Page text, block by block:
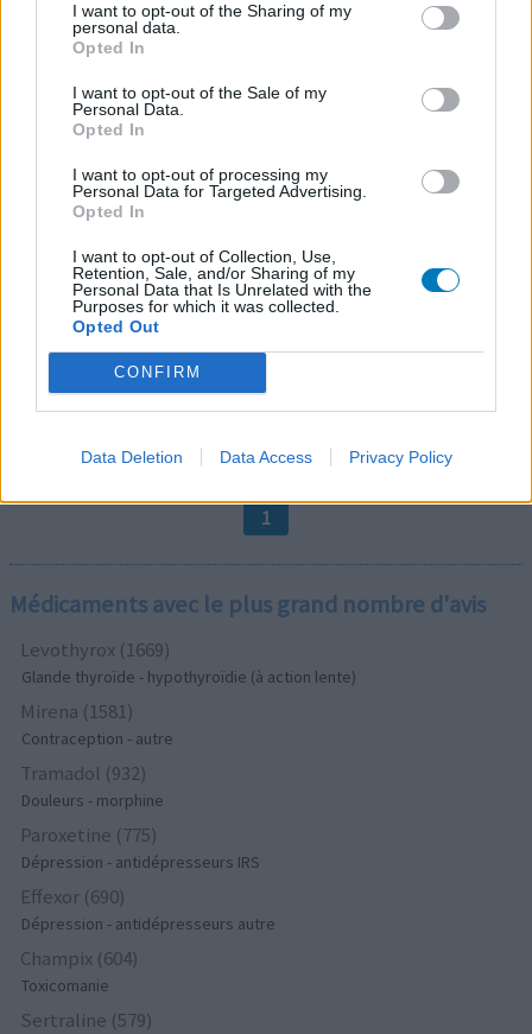
I want to opt-out of the Sharing of my
personal data.
Opted In
I want to opt-out of the Sale of my
Personal Data.
Opted In
I want to opt-out of processing my
Personal Data for Targeted Advertising.
Opted In
I want to opt-out of Collection, Use,
Retention, Sale, and/or Sharing of my
Personal Data that Is Unrelated with the
Purposes for which it was collected.
Opted Out
CONFIRM
Data Deletion Data Access Privacy Policy
atorvastatine
Crise cardiaque
Efficacité
Quantité effets secondaires
il y a 6 semaines j'ai fait un infarctus en Espagne. pendant
4 semaines un anticholesterol d'Espagne pris sans
problème. maintenant depuis 10 jours atorvastatine de
ranbaxy. il y a 3 jours incroyable douleur dans l'épaule
gauche. impossible de dormir. presque impossible de
bouger. je ne pouvais pas moi-même m'habiller ou me
déshabiller. dans la journée cela a diminué un pe
suite
votre avis 0 réactions
1
Médicaments avec le plus grand nombre d'avis
Levothyrox (1669)
Glande thyroïde - hypothyroïdie (à action lente)
Mirena (1581)
Contraception - autre
Tramadol (932)
Douleurs - morphine
Paroxetine (775)
Dépression - antidépresseurs IRS
Effexor (690)
Dépression - antidépresseurs autre
Champix (604)
Toxicomanie
Sertraline (579)